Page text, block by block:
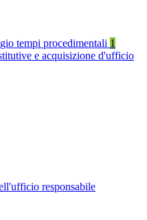
tempi procedimentali 1
e acquisizione d'ufficio
responsabile